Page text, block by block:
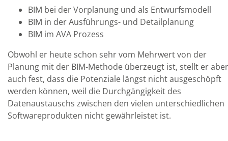
BIM bei der Vorplanung und als Entwurfsmodell
BIM in der Ausführungs- und Detailplanung
BIM im AVA Prozess
Obwohl er heute schon sehr vom Mehrwert von der
Planung mit der BIM-Methode überzeugt ist, stellt er aber
auch fest, dass die Potenziale längst nicht ausgeschöpft
werden können, weil die Durchgängigkeit des
Datenaustauschs zwischen den vielen unterschiedlichen
Softwareprodukten nicht gewährleistet ist.